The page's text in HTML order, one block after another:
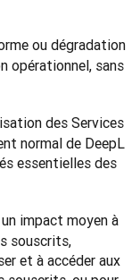
ou dégradation
opérationnel, sans
des Services
normal de DeepL
essentielles des
impact moyen à
souscrits,
et à accéder aux